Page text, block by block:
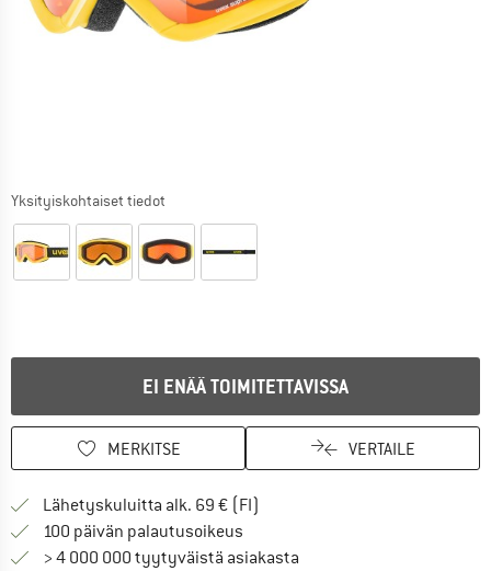
Yksityiskohtaiset tiedot
EI ENÄÄ TOIMITETTAVISSA
MERKITSE VERTAILE
Lähetyskuluitta alk. 69 € (FI)
100 päivän palautusoikeus
> 4 000 000 tyytyväistä asiakasta